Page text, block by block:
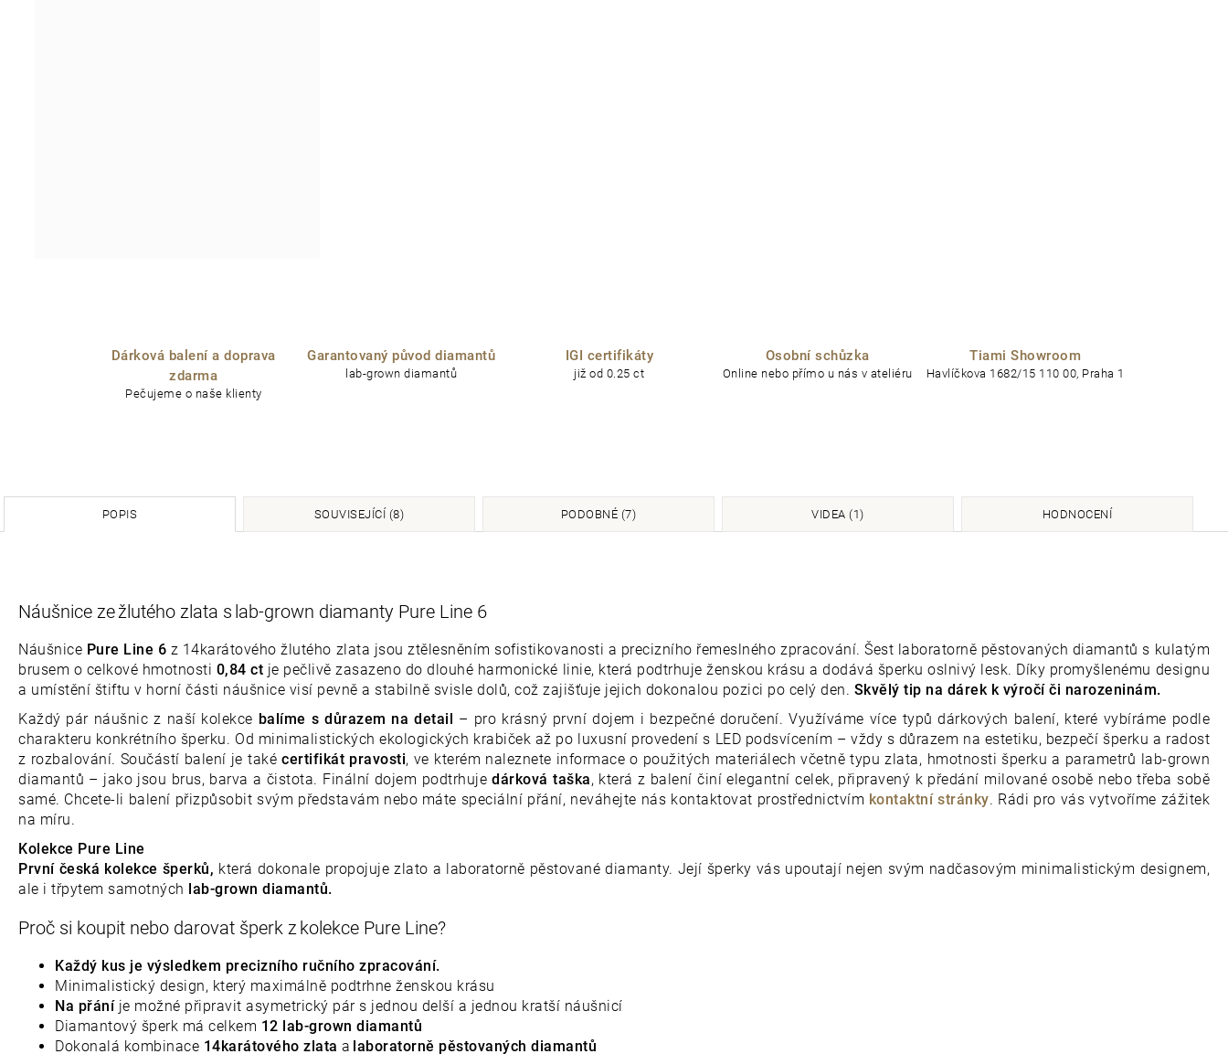
Dárková balení a doprava
zdarma
Pečujeme o naše klienty
Garantovaný původ diamantů
lab-grown diamantů
IGI certifikáty
již od 0.25 ct
Osobní schůzka
Online nebo přímo u nás v ateliéru
Tiami Showroom
Havlíčkova 1682/15 110 00, Praha 1
POPIS SOUVISEJÍCÍ (8) PODOBNÉ (7) VIDEA (1) HODNOCENÍ
Náušnice ze žlutého zlata s lab-grown diamanty Pure Line 6
Náušnice Pure Line 6 z 14karátového žlutého zlata jsou ztělesněním sofistikovanosti a precizního řemeslného zpracování. Šest laboratorně pěstovaných diamantů s kulatým
brusem o celkové hmotnosti 0,84 ct je pečlivě zasazeno do dlouhé harmonické linie, která podtrhuje ženskou krásu a dodává šperku oslnivý lesk. Díky promyšlenému designu
a umístění štiftu v horní části náušnice visí pevně a stabilně svisle dolů, což zajišťuje jejich dokonalou pozici po celý den. Skvělý tip na dárek k výročí či narozeninám.
Každý pár náušnic z naší kolekce balíme s důrazem na detail – pro krásný první dojem i bezpečné doručení. Využíváme více typů dárkových balení, které vybíráme podle
charakteru konkrétního šperku. Od minimalistických ekologických krabiček až po luxusní provedení s LED podsvícením – vždy s důrazem na estetiku, bezpečí šperku a radost
z rozbalování. Součástí balení je takécertifikát pravosti, ve kterém naleznete informace o použitých materiálech včetně typu zlata, hmotnosti šperku a parametrů lab-grown
diamantů – jako jsou brus, barva a čistota. Finální dojem podtrhujedárková taška, která z balení činí elegantní celek, připravený k předání milované osobě nebo třeba sobě
samé. Chcete-li balení přizpůsobit svým představám nebo máte speciální přání, neváhejte nás kontaktovat prostřednictvím kontaktní stránky. Rádi pro vás vytvoříme zážitek
na míru.
Kolekce Pure Line
První česká kolekce šperků, která dokonale propojuje zlato a laboratorně pěstované diamanty. Její šperky vás upoutají nejen svým nadčasovým minimalistickým designem,
ale i třpytem samotných lab-grown diamantů.
Proč si koupit nebo darovat šperk z kolekce Pure Line?
Každý kus je výsledkem precizního ručního zpracování.
Minimalistický design, který maximálně podtrhne ženskou krásu
Na přáníje možné připravit asymetrický pár s jednou delší a jednou kratší náušnicí
Diamantový šperk má celkem 12 lab-grown diamantů
Dokonalá kombinace 14karátového zlata a laboratorně pěstovaných diamantů